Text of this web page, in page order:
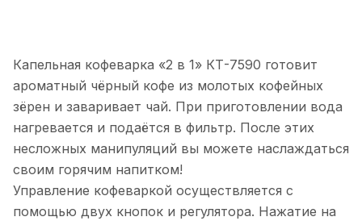
Капельная кофеварка «2 в 1» КТ-7590 готовит
ароматный чёрный кофе из молотых кофейных
зёрен и заваривает чай. При приготовлении вода
нагревается и подаётся в фильтр. После этих
несложных манипуляций вы можете наслаждаться
своим горячим напитком!
Управление кофеваркой осуществляется с
помощью двух кнопок и регулятора. Нажатие на